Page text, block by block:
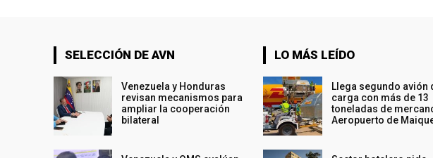
SELECCIÓN DE AVN
Venezuela y Honduras
revisan mecanismos para
ampliar la cooperación
bilateral
LO MÁS LEÍDO
Llega segundo avión
carga con más de 13
toneladas de
Aeropuerto de